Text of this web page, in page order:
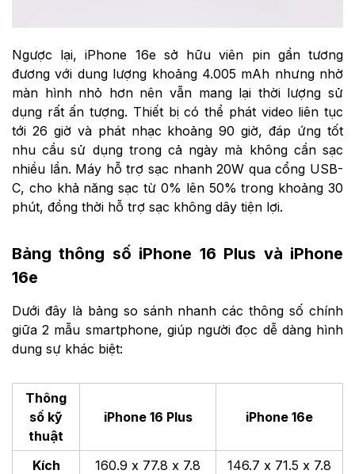
Ngược lại, iPhone 16e sở hữu viên pin gần tương
đương với dung lượng khoảng 4.005 mAh nhưng nhờ
màn hình nhỏ hơn nên vẫn mang lại thời lượng sử
dụng rất ấn tượng. Thiết bị có thể phát video liên tục
tới 26 giờ và phát nhạc khoảng 90 giờ, đáp ứng tốt
nhu cầu sử dụng trong cả ngày mà không cần sạc
nhiều lần. Máy hỗ trợ sạc nhanh 20W qua cổng USB-
C, cho khả năng sạc từ 0% lên 50% trong khoảng 30
phút, đồng thời hỗ trợ sạc không dây tiện lợi.
Bảng thông số iPhone 16 Plus và iPhone
16e
Dưới đây là bảng so sánh nhanh các thông số chính
giữa 2 mẫu smartphone, giúp người đọc dễ dàng hình
dung sự khác biệt:
Thông
số kỹ
thuật
iPhone 16 Plus iPhone 16e
Kích
160.9 x 77.8 x 7.8
146.7 x 71.5 x 7.8